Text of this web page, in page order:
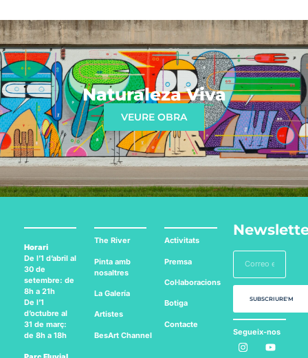
Naturaleza Viva
VEURE OBRA
Horari
De l’1 d’abril al
30 de
setembre: de
8h a 21h
De l’1
d’octubre al
31 de març:
de 8h a 18h
The River
Pinta amb
nosaltres
La Galería
Artistes
BesArt Channel
Activitats
Premsa
Col·laboracions
Botiga
Contacte
SUBSCRIURE'M
Segueix-nos
a: